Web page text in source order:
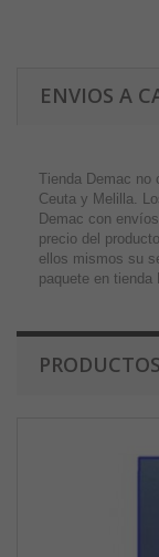
ENVIOS A
Tienda Demac no
Ceuta y Melilla.
Demac con
precio del
ellos mismos su
paquete en tienda